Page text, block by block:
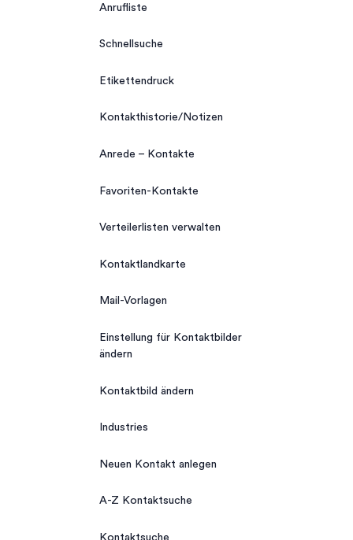
Anrufliste
Schnellsuche
Etikettendruck
Kontakthistorie/Notizen
Anrede – Kontakte
Favoriten-Kontakte
Verteilerlisten verwalten
Kontaktlandkarte
Mail-Vorlagen
Einstellung für Kontaktbilder
ändern
Kontaktbild ändern
Industries
Neuen Kontakt anlegen
A-Z Kontaktsuche
Kontaktsuche